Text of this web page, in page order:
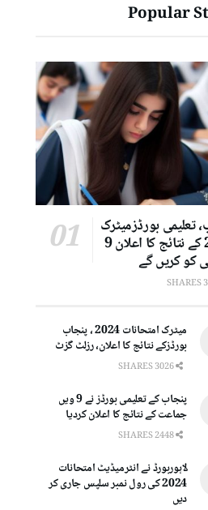
Popular
تعلیمی بورڈزمیٹرک
2024 کے نتائج کا اعلان 9
کو کریں گے
میٹرک امتحانات 2024 ، پنجاب
بورڈزکے نتائج کا اعلان، رزلٹ گزٹ
پنجاب کے تعلیمی بورڈز نے 9 ویں
جماعت کے نتائج کا اعلان کردیا
لاہوربورڈ نے انٹرمیڈیٹ امتحانات
2024 کی رول نمبر سلپس جاری کر
دیں